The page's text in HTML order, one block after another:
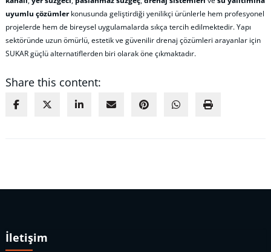
uyumlu çözümlerkonusunda geliştirdiği yenilikçi ürünlerle hem profesyonel
projelerde hem de bireysel uygulamalarda sıkça tercih edilmektedir. Yapı
sektöründe uzun ömürlü, estetik ve güvenilir drenaj çözümleri arayanlar için
SUKAR güçlü alternatiflerden biri olarak öne çıkmaktadır.
Share this content:
İletişim